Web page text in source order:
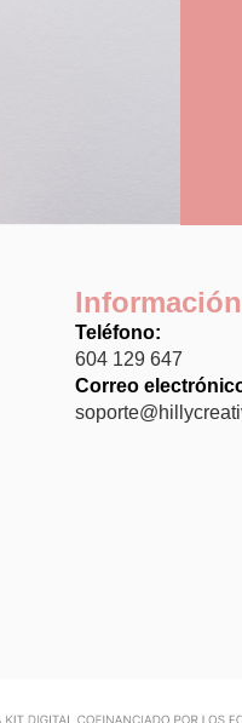
Teléfono:
604 129 647
Correo